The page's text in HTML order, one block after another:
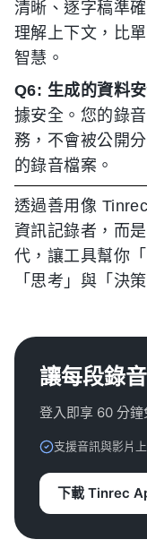
清晰、逐字稿準
理解上下文，比
智慧。
Q6: 生成的資料安
據安全。您的錄
務，不會被公開
的錄音檔案。
透過善用像
資訊記錄者，而
代，讓工具幫你
「思考」與「決
讓每段錄
登入即享 60 分
支援音訊與影片
下載 Tinrec